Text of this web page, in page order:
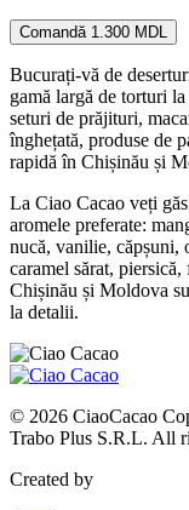
Comandă 1.300 MDL
Bucurați-vă de
gamă largă de torturi
seturi de prăjituri,
înghețată, produse de
rapidă în Chișinău și
La Ciao Cacao veți
aromele preferate:
nucă, vanilie, căpșuni,
caramel sărat,
Chișinău și Moldova
la detalii.
© 2026 CiaoCacao
Trabo Plus S.R.L. All
Created by